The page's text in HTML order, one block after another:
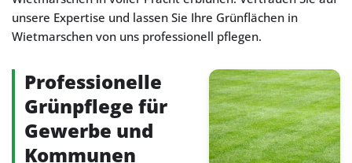
unsere Expertise und lassen Sie Ihre Grünflächen in
Wietmarschen von uns professionell pflegen.
Professionelle
Grünpflege für
Gewerbe und
Kommunen